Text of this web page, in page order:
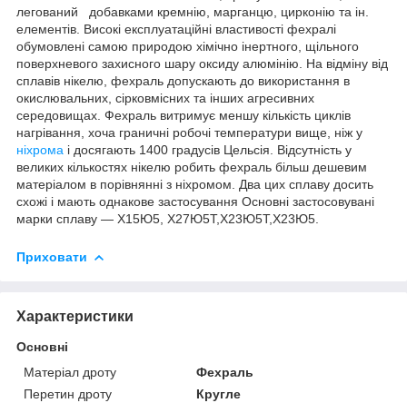
легований добавками кремнію, марганцю, цирконію та ін.
елементів. Високі експлуатаційні властивості фехралі
обумовлені самою природою хімічно інертного, щільного
поверхневого захисного шару оксиду алюмінію. На відміну від
сплавів нікелю, фехраль допускають до використання в
окислювальних, сірковмісних та інших агресивних
середовищах. Фехраль витримує меншу кількість циклів
нагрівання, хоча граничні робочі температури вище, ніж у
ніхрома і досягають 1400 градусів Цельсія. Відсутність у
великих кількостях нікелю робить фехраль більш дешевим
матеріалом в порівнянні з ніхромом. Два цих сплаву досить
схожі і мають однакове застосування Основні застосовувані
марки сплаву — Х15Ю5, Х27Ю5Т,Х23Ю5Т,Х23Ю5.
Приховати
Характеристики
Основні
Матеріал дроту
Фехраль
Перетин дроту
Кругле